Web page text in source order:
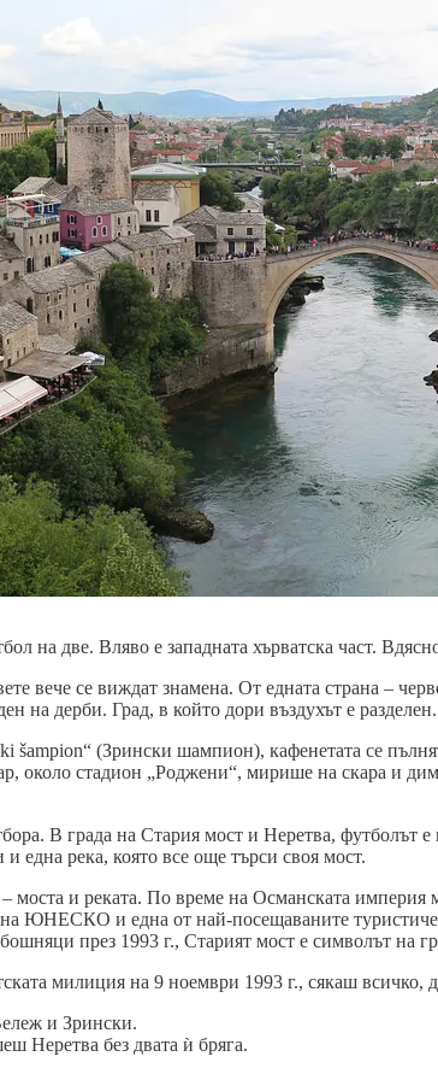
на две. Вляво е западната хърватска част.
вече се виждат знамена. От едната страна –
на дерби. Град, в който дори въздухът е разделен.
šampion“ (Зрински шампион), кафенетата се
около стадион „Роджени“, мирише на скара и
В града на Стария мост и Неретва, футболът
една река, която все още търси своя мост.
и реката. По време на Османската империя
ЮНЕСКО и една от най-посещаваните
през 1993 г., Старият мост е символът на
милиция на 9 ноември 1993 г., сякаш всичко,
и Зрински.
Неретва без двата ѝ бряга.